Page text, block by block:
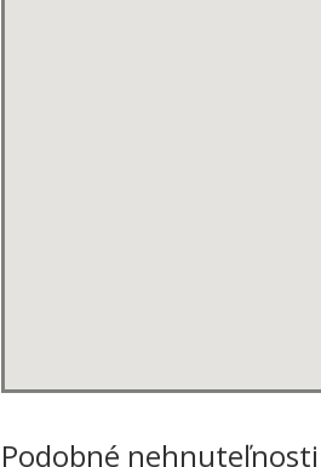
Podobné nehnuteľnosti